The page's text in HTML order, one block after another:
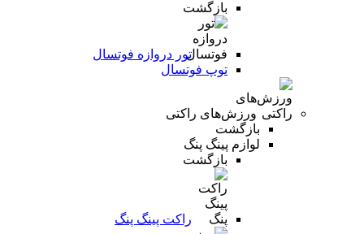
بازگشت
تور دروازه فوتسال
توپ فوتسال
ورزش‌های راکتی
بازگشت
لوازم پینگ پنگ
بازگشت
راکت پینگ پنگ